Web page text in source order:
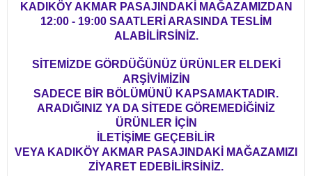
KADIKÖY AKMAR PASAJINDAKİ MAĞAZAMIZDAN
12:00 - 19:00 SAATLERİ ARASINDA TESLİM
ALABİLİRSİNİZ.
SİTEMİZDE GÖRDÜĞÜNÜZ ÜRÜNLER ELDEKİ
ARŞİVİMİZİN
SADECE BİR BÖLÜMÜNÜ KAPSAMAKTADIR.
ARADIĞINIZ YA DA SİTEDE GÖREMEDİĞİNİZ
ÜRÜNLER İÇİN
İLETİŞİME GEÇEBİLİR
VEYA KADIKÖY AKMAR PASAJINDAKİ MAĞAZAMIZI
ZİYARET EDEBİLİRSİNİZ.